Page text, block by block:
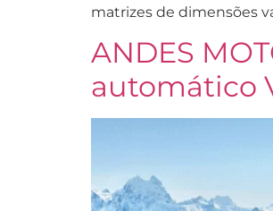
matrizes de dimensões
ANDES
automático